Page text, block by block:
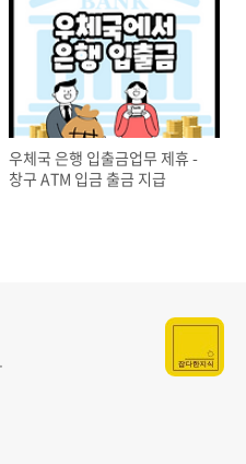
우체국 은행 입출금업무 제휴 -
창구 ATM 입금 출금 지급